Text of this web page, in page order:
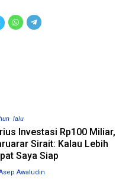
lalu
Investasi Rp100 Miliar,
Sirait: Kalau Lebih
Saya Siap
Awaludin